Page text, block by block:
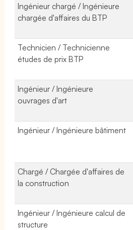
Ingénieur chargé / Ingénieure
chargée d'affaires du BTP
Technicien / Technicienne
études de prix BTP
Ingénieur / Ingénieure
ouvrages d'art
Ingénieur / Ingénieure bâtiment
Chargé / Chargée d'affaires de
la construction
Ingénieur / Ingénieure calcul de
structure